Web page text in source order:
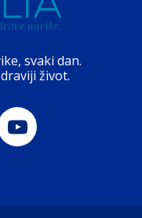
svaki dan.
život.